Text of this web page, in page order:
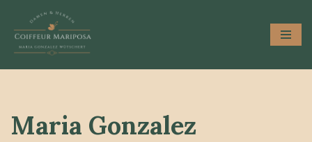
Zum
Inhalt
springen
Maria Gonzalez